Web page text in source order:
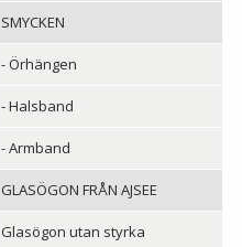
SMYCKEN
- Örhängen
- Halsband
- Armband
GLASÖGON FRÅN AJSEE
Glasögon utan styrka